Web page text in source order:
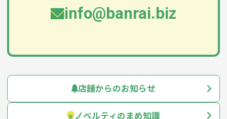
info@banrai.biz
店舗からのお知らせ
ノベルティのまめ知識